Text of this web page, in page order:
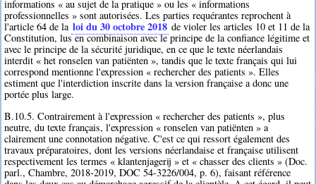
informations « au sujet de la pratique » ou les « informations
professionnelles » sont autorisées. Les parties requérantes reprochent à
l'article 64 de la loi du 30 octobre 2018 de violer les articles 10 et 11 de la
Constitution, lus en combinaison avec le principe de la confiance légitime et
avec le principe de la sécurité juridique, en ce que le texte néerlandais
interdit « het ronselen van patiënten », tandis que le texte français qui lui
correspond mentionne l'expression « rechercher des patients ». Elles
estiment que l'interdiction inscrite dans la version française a donc une
portée plus large.
B.10.5. Contrairement à l'expression « rechercher des patients », plus
neutre, du texte français, l'expression « ronselen van patiënten » a
clairement une connotation négative. C'est ce qui ressort également des
travaux préparatoires, dont les versions néerlandaise et française utilisent
respectivement les termes « klantenjagerij » et « chasser des clients » (Doc.
parl., Chambre, 2018-2019, DOC 54-3226/004, p. 6), faisant référence